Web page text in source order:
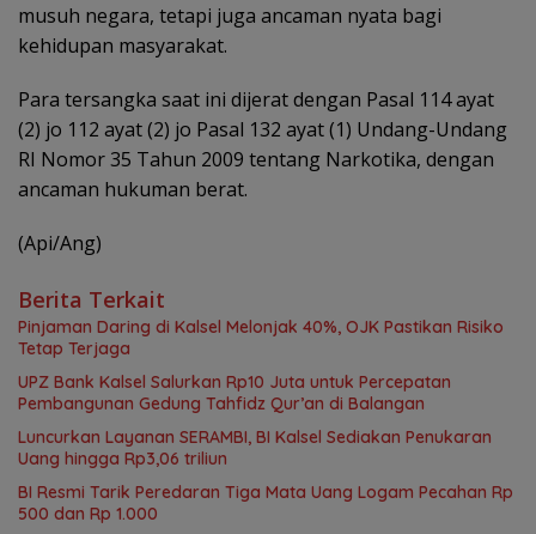
musuh negara, tetapi juga ancaman nyata bagi
kehidupan masyarakat.
Para tersangka saat ini dijerat dengan Pasal 114 ayat
(2) jo 112 ayat (2) jo Pasal 132 ayat (1) Undang-Undang
RI Nomor 35 Tahun 2009 tentang Narkotika, dengan
ancaman hukuman berat.
(Api/Ang)
Berita Terkait
Pinjaman Daring di Kalsel Melonjak 40%, OJK Pastikan Risiko
Tetap Terjaga
UPZ Bank Kalsel Salurkan Rp10 Juta untuk Percepatan
Pembangunan Gedung Tahfidz Qur’an di Balangan
Luncurkan Layanan SERAMBI, BI Kalsel Sediakan Penukaran
Uang hingga Rp3,06 triliun
BI Resmi Tarik Peredaran Tiga Mata Uang Logam Pecahan Rp
500 dan Rp 1.000